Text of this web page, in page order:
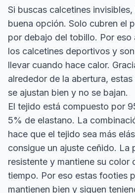
Si buscas calcetines
buena opción. Solo cubren el
por debajo del tobillo. Por eso
los calcetines deportivos y
llevar cuando hace calor.
alrededor de la abertura,
se ajustan bien y no se bajan.
El tejido está compuesto por
5% de elastano. La
hace que el tejido sea más
consigue un ajuste ceñido. La
resistente y mantiene su color
tiempo. Por eso estas footies
mantienen bien y siguen